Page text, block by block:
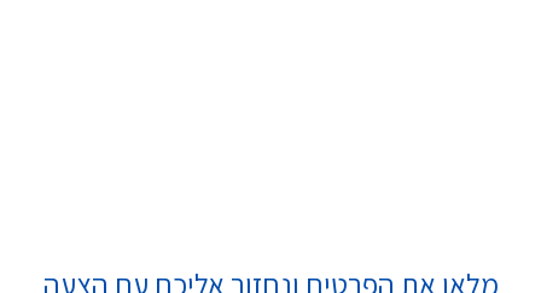
מלאו את הפרטים ונחזור אליכם עם הצעה